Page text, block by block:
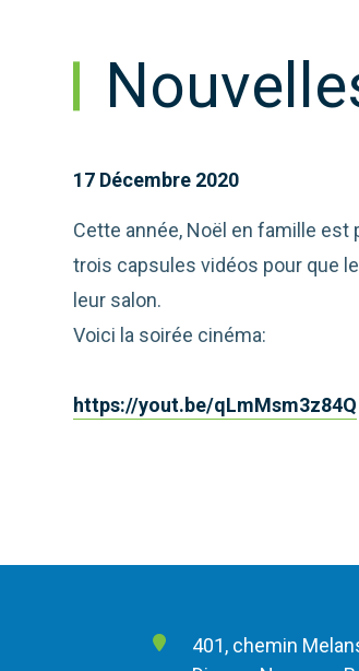
17 Décembre 2020
Cette année, Noël en famille
trois capsules vidéos pour que
leur salon.
Voici la soirée cinéma:
https://yout.be/qLmMsm3z84Q
401, chemin